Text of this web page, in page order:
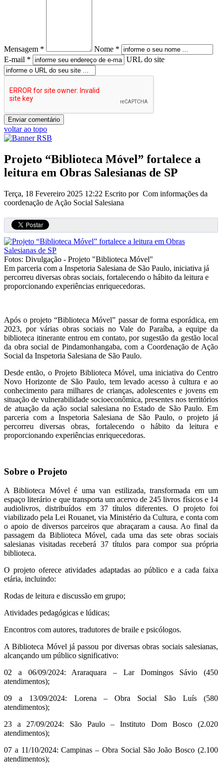
Mensagem *
Nome *
E-mail *
URL do site
voltar ao topo
Projeto “Biblioteca Móvel” fortalece a
leitura em Obras Salesianas de SP
Terça, 18 Fevereiro 2025 12:22 Escrito por Com informações da
coordenação de Ação Social Salesiana
Fotos: Divulgação - Projeto "Biblioteca Móvel"
Em parceria com a Inspetoria Salesiana de São Paulo, iniciativa já
percorreu diversas obras sociais, fortalecendo o hábito da leitura e
proporcionando experiências enriquecedoras.
Após o projeto “Biblioteca Móvel” passar de forma esporádica, em
2023, por várias obras sociais no Vale do Paraíba, a equipe da
biblioteca itinerante entrou em contato, por sugestão da gestão local
da obra social de Pindamonhangaba, com a Coordenação de Ação
Social da Inspetoria Salesiana de São Paulo.
Desde então, o Projeto Biblioteca Móvel, uma iniciativa do Centro
Novo Horizonte de São Paulo, tem levado acesso à cultura e ao
conhecimento para milhares de crianças, adolescentes e jovens em
situação de vulnerabilidade socioeconômica, presentes nos territórios
de atuação da ação social salesiana no Estado de São Paulo. Em
parceria com a Inspetoria Salesiana de São Paulo, o projeto já
percorreu diversas obras, fortalecendo o hábito da leitura e
proporcionando experiências enriquecedoras.
Sobre o Projeto
A Biblioteca Móvel é uma van estilizada, transformada em um
espaço literário e que transporta um acervo de 245 livros físicos e 14
audiolivros, distribuídos em 37 títulos diferentes. O projeto foi
viabilizado pela Lei Rouanet, via Ministério da Cultura, e conta com
o apoio de diversos parceiros que abraçaram a causa. Ao final da
passagem da Biblioteca Móvel, cada uma das sete obras sociais
salesianas visitadas receberá 37 títulos para compor sua própria
biblioteca.
O projeto oferece atividades adaptadas ao público e a cada faixa
etária, incluindo:
Rodas de leitura e discussão em grupo;
Atividades pedagógicas e lúdicas;
Encontros com autores, tradutores de braile e psicólogos.
A Biblioteca Móvel já passou por diversas obras sociais salesianas,
alcançando um público significativo:
02 a 06/09/2024: Araraquara – Lar Domingos Sávio (450
atendimentos);
09 a 13/09/2024: Lorena – Obra Social São Luís (580
atendimentos);
23 a 27/09/2024: São Paulo – Instituto Dom Bosco (2.020
atendimentos);
07 a 11/10/2024: Campinas – Obra Social São João Bosco (2.100
atendimentos);